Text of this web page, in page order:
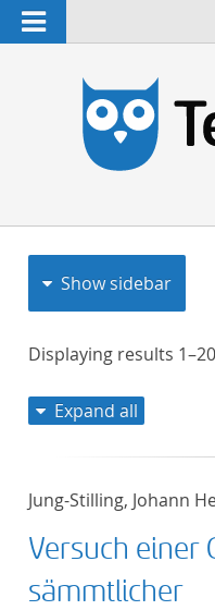
Navigation
Show sidebar
Displaying results 1–20
Expand all
Jung-Stilling, Johann
Versuch einer
sämmtlicher